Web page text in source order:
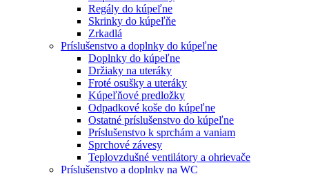
Regály do kúpeľne
Skrinky do kúpeľňe
Zrkadlá
Príslušenstvo a doplnky do kúpeľne
Doplnky do kúpeľne
Držiaky na uteráky
Froté osušky a uteráky
Kúpeľňové predložky
Odpadkové koše do kúpeľne
Ostatné príslušenstvo do kúpeľne
Príslušenstvo k sprchám a vaniam
Sprchové závesy
Teplovzdušné ventilátory a ohrievače
Príslušenstvo a doplnky na WC